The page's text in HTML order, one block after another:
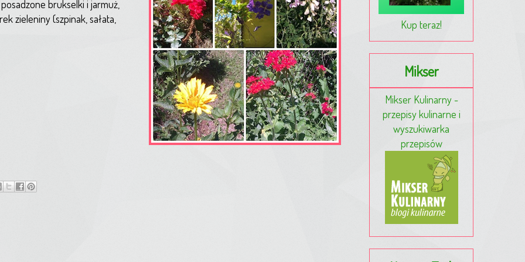
posadzone brukselki i jarmuż,
zieleniny (szpinak, sałata,
Kup teraz!
Mikser
Mikser Kulinarny -
przepisy kulinarne i
wyszukiwarka
przepisów